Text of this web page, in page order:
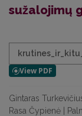
sužalojimų
Gintaras
Rasa Čypienė |